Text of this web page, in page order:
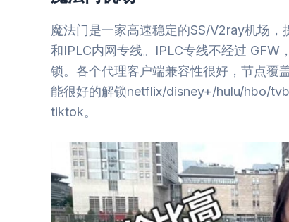
魔法门是一家高速稳定的SS/V2ray机场
和IPLC内网专线。IPLC专线不经过 GFW
锁。各个代理客户端兼容性很好，节点覆
能很好的解锁netflix/disney+/hulu/hbo/
tiktok。